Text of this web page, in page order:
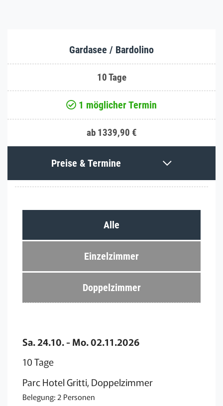
Gardasee / Bardolino
10 Tage
1 möglicher Termin
ab 1339,90 €
Preise & Termine
Alle
Einzelzimmer
Doppelzimmer
Sa. 24.10. - Mo. 02.11.2026
10 Tage
Parc Hotel Gritti, Doppelzimmer
Belegung: 2 Personen